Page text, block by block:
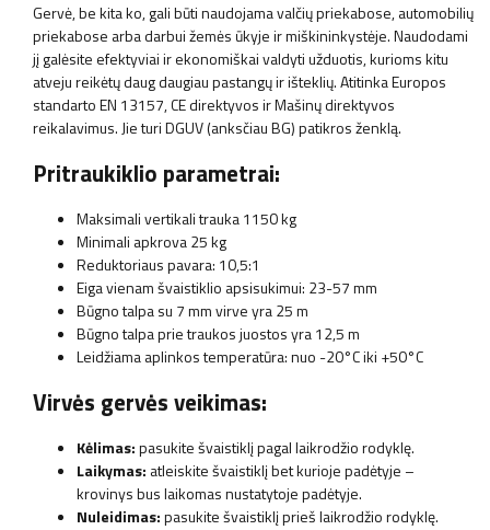
Gervė, be kita ko, gali būti naudojama valčių priekabose, automobilių
priekabose arba darbui žemės ūkyje ir miškininkystėje. Naudodami
jį galėsite efektyviai ir ekonomiškai valdyti užduotis, kurioms kitu
atveju reikėtų daug daugiau pastangų ir išteklių. Atitinka Europos
standarto EN 13157, CE direktyvos ir Mašinų direktyvos
reikalavimus. Jie turi DGUV (anksčiau BG) patikros ženklą.
Pritraukiklio parametrai:
Maksimali vertikali trauka 1150 kg
Minimali apkrova 25 kg
Reduktoriaus pavara: 10,5:1
Eiga vienam švaistiklio apsisukimui: 23-57 mm
Būgno talpa su 7 mm virve yra 25 m
Būgno talpa prie traukos juostos yra 12,5 m
Leidžiama aplinkos temperatūra: nuo -20°C iki +50°C
Virvės gervės veikimas:
Kėlimas:pasukite švaistiklį pagal laikrodžio rodyklę.
Laikymas: atleiskite švaistiklį bet kurioje padėtyje –
krovinys bus laikomas nustatytoje padėtyje.
Nuleidimas:pasukite švaistiklį prieš laikrodžio rodyklę.